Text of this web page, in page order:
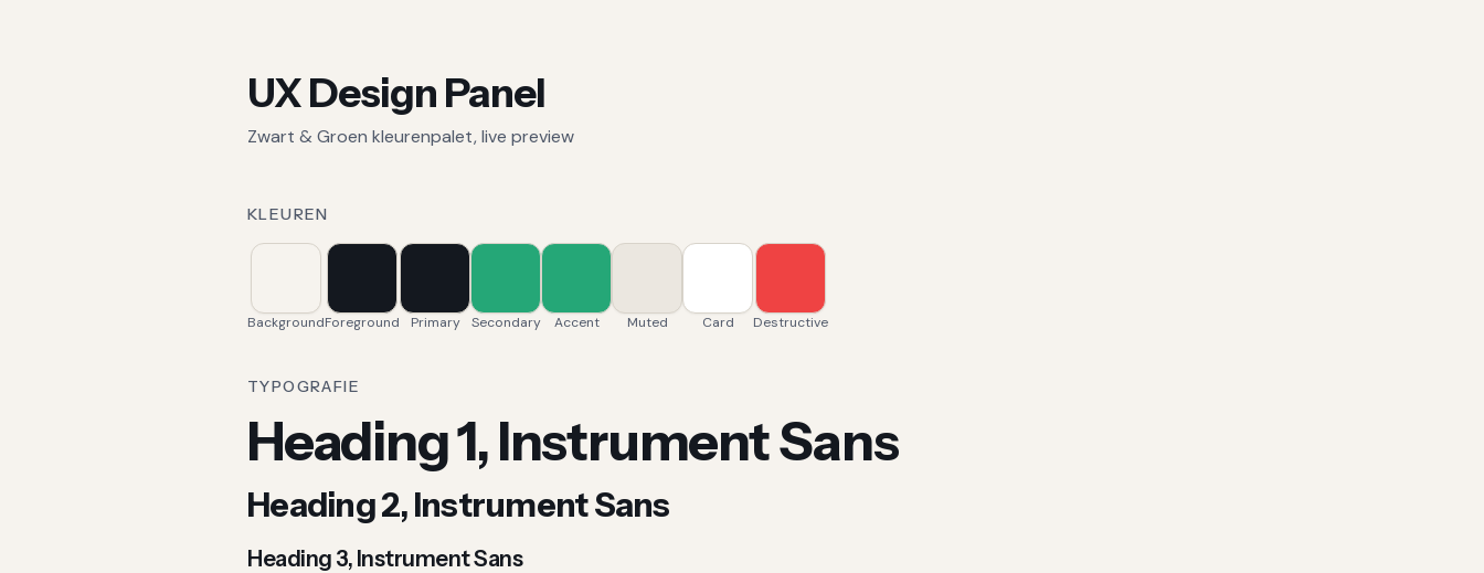
UX Design Panel
Zwart & Groen kleurenpalet, live preview
KLEUREN
BackgroundForeground Primary Secondary Accent Muted Card Destructive
TYPOGRAFIE
Heading 1, Instrument Sans
Heading 2, Instrument Sans
Heading 3, Instrument Sans